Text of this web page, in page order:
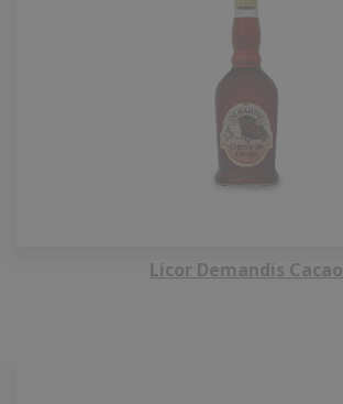
Licor Demandis Cacao